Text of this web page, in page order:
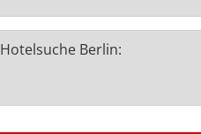
Berlin: